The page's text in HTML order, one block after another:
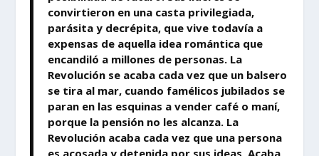
convirtieron en una casta privilegiada,
parásita y decrépita, que vive todavía a
expensas de aquella idea romántica que
encandiló a millones de personas. La
Revolución se acaba cada vez que un balsero
se tira al mar, cuando famélicos jubilados se
paran en las esquinas a vender café o maní,
porque la pensión no les alcanza. La
Revolución acaba cada vez que una persona
es acosada y detenida por sus ideas. Acaba,